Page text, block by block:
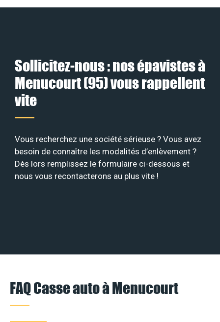
Sollicitez-nous : nos épavistes à
Menucourt (95) vous rappellent
vite
Vous recherchez une société sérieuse ? Vous avez
besoin de connaître les modalités d’enlèvement ?
Dès lors remplissez le formulaire ci-dessous et
nous vous recontacterons au plus vite !
FAQ Casse auto à Menucourt